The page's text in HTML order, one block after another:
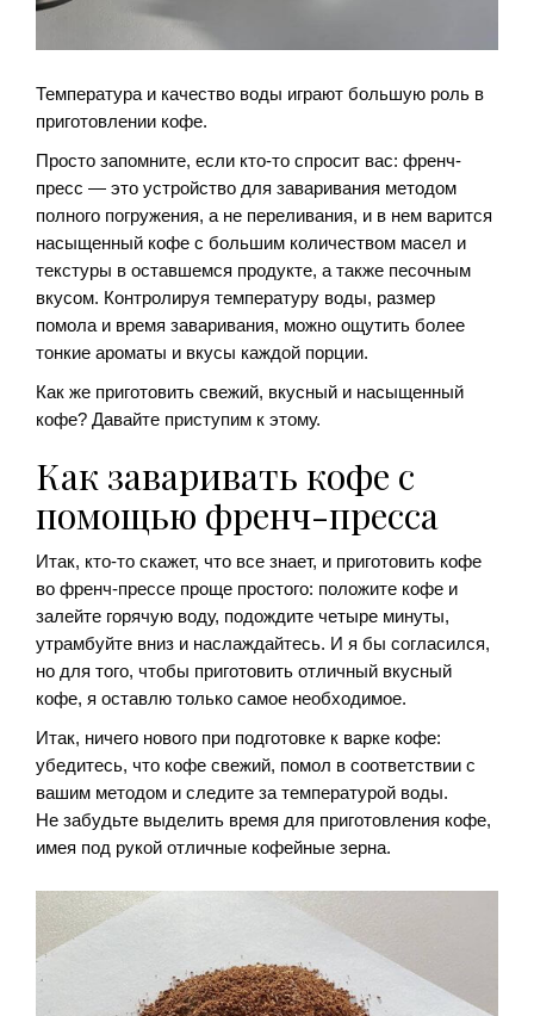
Температура и качество воды играют большую роль в
приготовлении кофе.
Просто запомните, если кто-то спросит вас: френч-
пресс — это устройство для заваривания методом
полного погружения, а не переливания, и в нем варится
насыщенный кофе с большим количеством масел и
текстуры в оставшемся продукте, а также песочным
вкусом. Контролируя температуру воды, размер
помола и время заваривания, можно ощутить более
тонкие ароматы и вкусы каждой порции.
Как же приготовить свежий, вкусный и насыщенный
кофе? Давайте приступим к этому.
Как заваривать кофе с
помощью френч-пресса
Итак, кто-то скажет, что все знает, и приготовить кофе
во френч-прессе проще простого: положите кофе и
залейте горячую воду, подождите четыре минуты,
утрамбуйте вниз и наслаждайтесь. И я бы согласился,
но для того, чтобы приготовить отличный вкусный
кофе, я оставлю только самое необходимое.
Итак, ничего нового при подготовке к варке кофе:
убедитесь, что кофе свежий, помол в соответствии с
вашим методом и следите за температурой воды.
Не забудьте выделить время для приготовления кофе,
имея под рукой отличные кофейные зерна.